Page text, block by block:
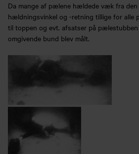
Da mange af pælene hældede væk fra
hældningsvinkel og -retning tillige for alle
til toppen og evt. afsatser på
omgivende bund blev målt.